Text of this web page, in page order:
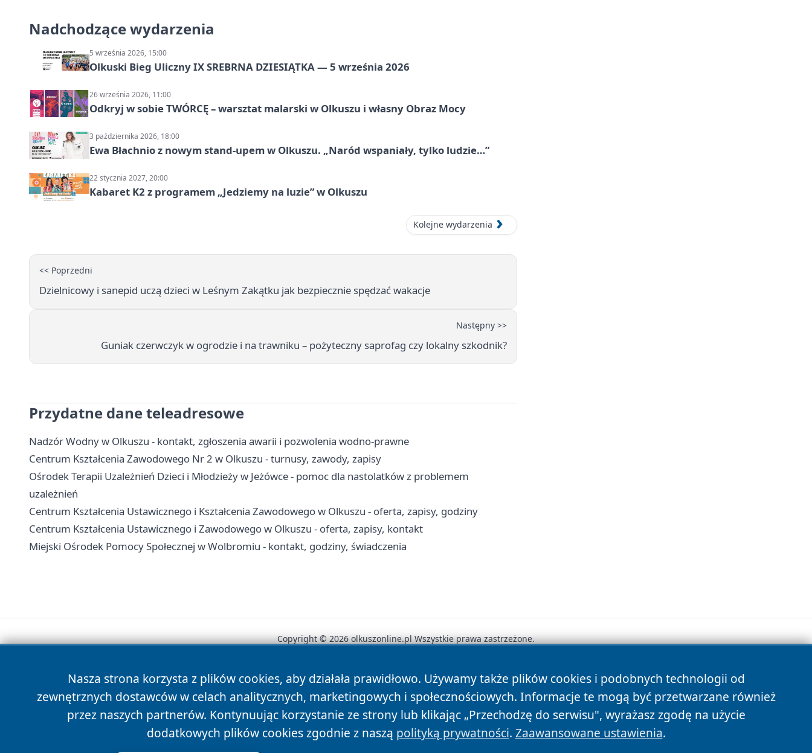
Nadchodzące wydarzenia
5 września 2026, 15:00
Olkuski Bieg Uliczny IX SREBRNA DZIESIĄTKA — 5 września 2026
26 września 2026, 11:00
Odkryj w sobie TWÓRCĘ – warsztat malarski w Olkuszu i własny Obraz Mocy
3 października 2026, 18:00
Ewa Błachnio z nowym stand-upem w Olkuszu. „Naród wspaniały, tylko ludzie…”
22 stycznia 2027, 20:00
Kabaret K2 z programem „Jedziemy na luzie” w Olkuszu
Kolejne wydarzenia
<< Poprzedni
Dzielnicowy i sanepid uczą dzieci w Leśnym Zakątku jak bezpiecznie spędzać wakacje
Następny >>
Guniak czerwczyk w ogrodzie i na trawniku – pożyteczny saprofag czy lokalny szkodnik?
Przydatne dane teleadresowe
Nadzór Wodny w Olkuszu - kontakt, zgłoszenia awarii i pozwolenia wodno-prawne
Centrum Kształcenia Zawodowego Nr 2 w Olkuszu - turnusy, zawody, zapisy
Ośrodek Terapii Uzależnień Dzieci i Młodzieży w Jeżówce - pomoc dla nastolatków z problemem
uzależnień
Centrum Kształcenia Ustawicznego i Kształcenia Zawodowego w Olkuszu - oferta, zapisy, godziny
Centrum Kształcenia Ustawicznego i Zawodowego w Olkuszu - oferta, zapisy, kontakt
Miejski Ośrodek Pomocy Społecznej w Wolbromiu - kontakt, godziny, świadczenia
Nasza strona korzysta z plików cookies, aby działała prawidłowo. Używamy także plików cookies i podobnych technologii od
zewnętrznych dostawców w celach analitycznych, marketingowych i społecznościowych. Informacje te mogą być przetwarzane również
przez naszych partnerów. Kontynuując korzystanie ze strony lub klikając „Przechodzę do serwisu", wyrażasz zgodę na użycie
dodatkowych plików cookies zgodnie z naszą polityką prywatności. Zaawansowane ustawienia.
Copyright © 2026 olkuszonline.pl Wszystkie prawa zastrzeżone.
News Autorzy Polityka Prywatności Polityka Cookies